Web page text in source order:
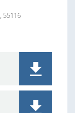
55116